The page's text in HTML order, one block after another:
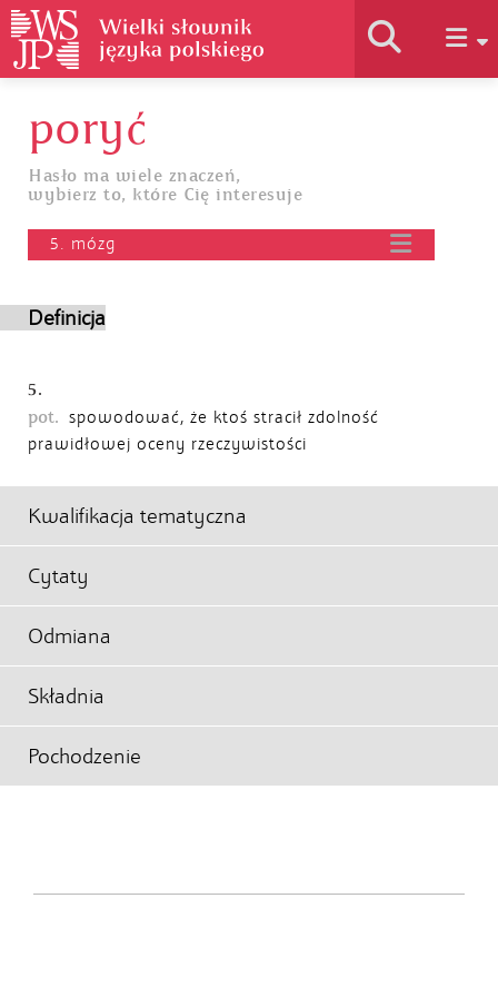
Jak korzystać
poryć
Hasło ma wiele znaczeń,
wybierz to, które Cię interesuje
5. mózg
Definicja
5.
pot. spowodować, że ktoś stracił zdolność
prawidłowej oceny rzeczywistości
Kwalifikacja tematyczna
Cytaty
Odmiana
Składnia
Pochodzenie